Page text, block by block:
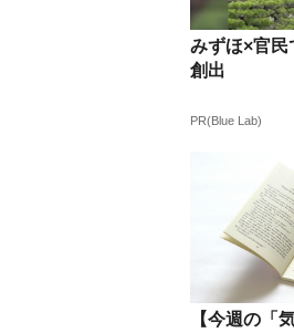
みずほ×官民
創出
PR(Blue Lab)
【今週の「